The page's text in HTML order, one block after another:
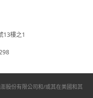
13樓之1
股份有限公司和/或其在美國和其